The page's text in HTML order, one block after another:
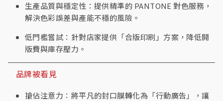
生產品質與穩定性：提供精準的 PANTONE 對色服務，
解決色彩誤差與產能不穩的風險。
低門檻嘗試：針對店家提供「合版印刷」方案，降低開
版費與庫存壓力。
品牌被看見
搶佔注意力：將平凡的封口膜轉化為「行動廣告」，讓